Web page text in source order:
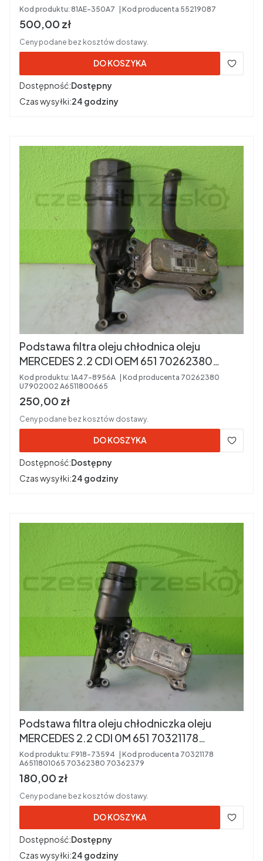
Kod produktu: 81AE-350A7 Kod producenta 55219087
Cena brutto
500,00 zł
Ceny podane bez kosztów dostawy.
DO KOSZYKA
Dostępność:Dostępny
Czas wysyłki:24 godziny
Podstawa filtra oleju chłodnica oleju
MERCEDES 2.2 CDI OEM 651 70262380
U7902002 A6511800665
Kod produktu: 1A47-8956A Kod producenta 70262380
U7902002 A6511800665
Cena brutto
250,00 zł
Ceny podane bez kosztów dostawy.
DO KOSZYKA
Dostępność:Dostępny
Czas wysyłki:24 godziny
Podstawa filtra oleju chłodniczka oleju
MERCEDES 2.2 CDI 0M 651 70321178
A6511801065 70362380 70362379
Kod produktu: F918-73594 Kod producenta 70321178
A6511801065 70362380 70362379
Cena brutto
180,00 zł
Ceny podane bez kosztów dostawy.
DO KOSZYKA
Dostępność:Dostępny
Czas wysyłki:24 godziny